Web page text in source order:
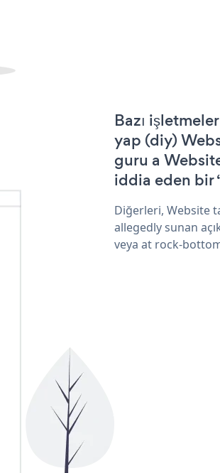
Bazı
yap (diy)
guru a
iddia eden bir
Diğerleri, Website
allegedly sunan
veya at rock-